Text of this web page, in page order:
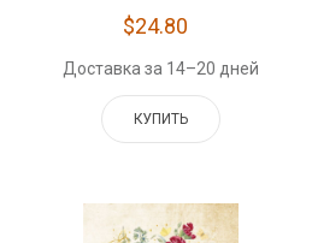
$24.80
Доставка за 14–20 дней
КУПИТЬ